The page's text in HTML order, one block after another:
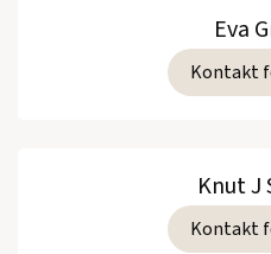
Eva
Kontakt
Knut J
Kontakt